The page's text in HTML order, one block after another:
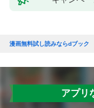
漫画無料試し読みならdブック
アプリ